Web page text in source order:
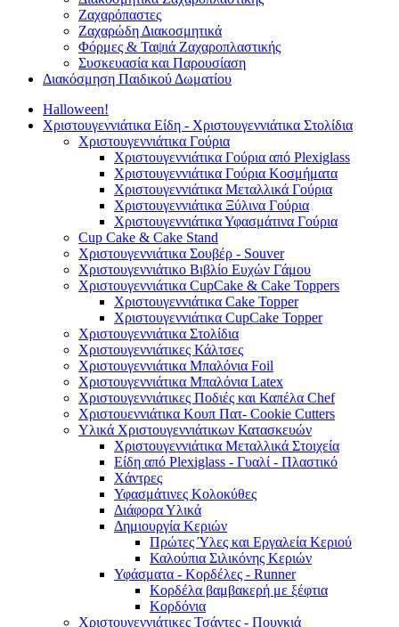
Ζαχαρόπαστες
Ζαχαρώδη Διακοσμητικά
Φόρμες & Ταψιά Ζαχαροπλαστικής
Συσκευασία και Παρουσίαση
Διακόσμηση Παιδικού Δωματίου
Halloween!
Χριστουγεννιάτικα Είδη - Χριστουγεννιάτικα Στολίδια
Χριστουγεννιάτικα Γούρια
Χριστουγεννιάτικα Γούρια από Plexiglass
Χριστουγεννιάτικα Γούρια Κοσμήματα
Χριστουγεννιάτικα Μεταλλικά Γούρια
Χριστουγεννιάτικα Ξύλινα Γούρια
Χριστουγεννιάτικα Υφασμάτινα Γούρια
Cup Cake & Cake Stand
Χριστουγεννιάτικα Σουβέρ - Souver
Χριστουγεννιάτικο Βιβλίο Ευχών Γάμου
Χριστουγεννιάτικα CupCake & Cake Toppers
Χριστουγεννιάτικα Cake Topper
Χριστουγεννιάτικα CupCake Topper
Χριστουγεννιάτικα Στολίδια
Χριστουγεννιάτικες Κάλτσες
Χριστουγεννιάτικα Μπαλόνια Foil
Χριστουγεννιάτικα Μπαλόνια Latex
Χριστουγεννιάτικες Ποδιές και Καπέλα Chef
Χριστουεννιάτικα Κουπ Πατ- Cookie Cutters
Υλικά Χριστουγεννιάτικων Κατασκευών
Χριστουγεννιάτικα Μεταλλικά Στοιχεία
Είδη από Plexiglass - Γυαλί - Πλαστικό
Χάντρες
Υφασμάτινες Κολοκύθες
Διάφορα Υλικά
Δημιουργία Κεριών
Πρώτες Ύλες και Εργαλεία Κεριού
Καλούπια Σιλικόνης Κεριών
Υφάσματα - Κορδέλες - Runner
Κορδέλα βαμβακερή με ξέφτια
Κορδόνια
Χριστουγεννιάτικες Τσάντες - Πουγκιά